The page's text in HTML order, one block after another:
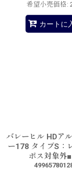
希望小売価格:
カートに
バレーヒル HDア
ー178 タイプS：
ポス対象外■